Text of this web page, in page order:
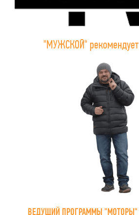
"МУЖСКОЙ"
ВЕДУЩИЙ ПРОГРАММЫ "МОТОРЫ"